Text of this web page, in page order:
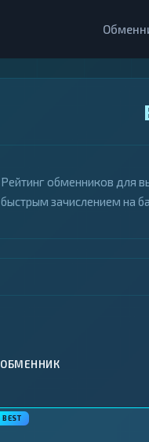
Рейтинг обменников для
быстрым зачислением на
ОБМЕННИК